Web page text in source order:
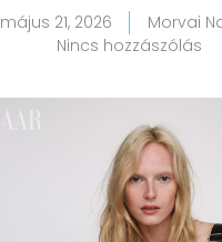
május 21, 2026
Morvai
Nincs hozzászólás